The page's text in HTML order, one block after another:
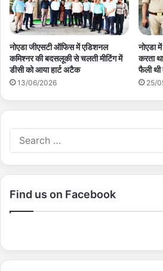
नोएडा जीएसटी ऑफिस में एडिशनल
कमिश्नर की बदसलूकी से चलती मीटिंग में
डीसी को आया हार्ट अटैक
13/06/2026
नोएडा
करता
फैली
25/
Find us on Facebook